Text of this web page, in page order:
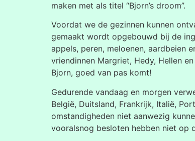
maken met als titel “Bjorn’s droom”.
Voordat we de gezinnen kunnen
gemaakt wordt opgebouwd bij de
appels, peren, meloenen, aardbeien
vriendinnen Margriet, Hedy, Hellen
Bjorn, goed van pas komt!
Gedurende vandaag en morgen
België, Duitsland, Frankrijk, Italië,
omstandigheden niet aanwezig
vooralsnog besloten hebben niet op